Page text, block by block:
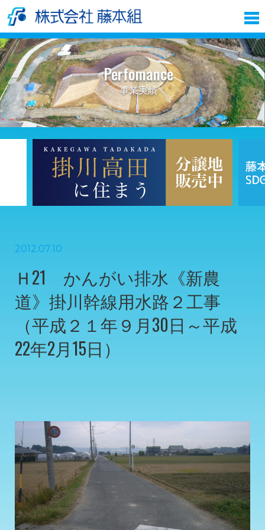
Perfomance
事業実績
2012.07.10
Ｈ21 かんがい排水《新農
道》掛川幹線用水路２工事
（平成２１年９月30日～平成
22年2月15日）